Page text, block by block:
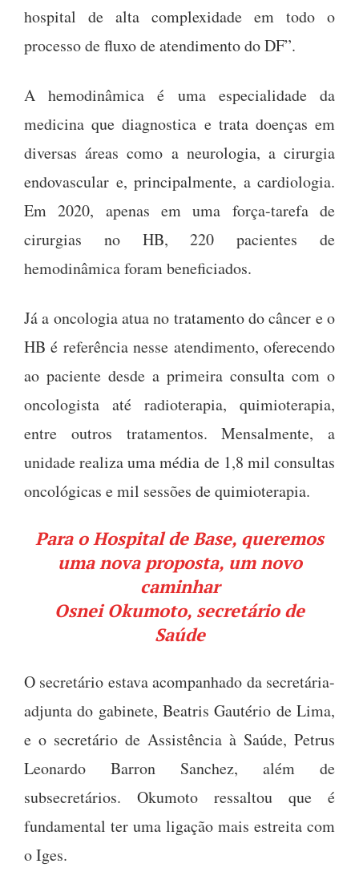
hospital de alta complexidade em todo o
processo de fluxo de atendimento do DF”.
A hemodinâmica é uma especialidade da
medicina que diagnostica e trata doenças em
diversas áreas como a neurologia, a cirurgia
endovascular e, principalmente, a cardiologia.
Em 2020, apenas em uma força-tarefa de
cirurgias no HB, 220 pacientes de
hemodinâmica foram beneficiados.
Já a oncologia atua no tratamento do câncer e o
HB é referência nesse atendimento, oferecendo
ao paciente desde a primeira consulta com o
oncologista até radioterapia, quimioterapia,
entre outros tratamentos. Mensalmente, a
unidade realiza uma média de 1,8 mil consultas
oncológicas e mil sessões de quimioterapia.
Para o Hospital de Base, queremos
uma nova proposta, um novo
caminhar
Osnei Okumoto, secretário de
Saúde
O secretário estava acompanhado da secretária-
adjunta do gabinete, Beatris Gautério de Lima,
e o secretário de Assistência à Saúde, Petrus
Leonardo Barron Sanchez, além de
subsecretários. Okumoto ressaltou que é
fundamental ter uma ligação mais estreita com
o Iges.